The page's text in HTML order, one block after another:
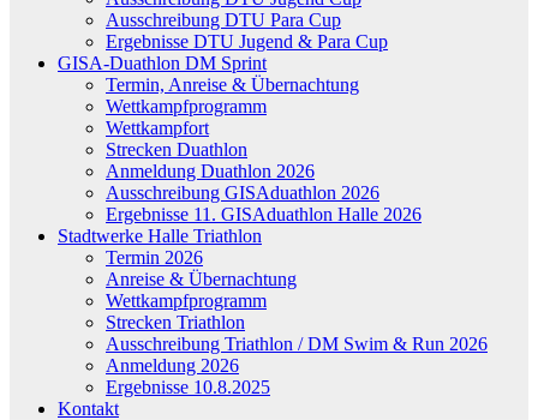
Ausschreibung DTU Para Cup
Ergebnisse DTU Jugend & Para Cup
GISA-Duathlon DM Sprint
Termin, Anreise & Übernachtung
Wettkampfprogramm
Wettkampfort
Strecken Duathlon
Anmeldung Duathlon 2026
Ausschreibung GISAduathlon 2026
Ergebnisse 11. GISAduathlon Halle 2026
Stadtwerke Halle Triathlon
Termin 2026
Anreise & Übernachtung
Wettkampfprogramm
Strecken Triathlon
Ausschreibung Triathlon / DM Swim & Run 2026
Anmeldung 2026
Ergebnisse 10.8.2025
Kontakt